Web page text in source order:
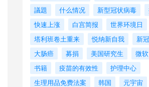
議題
什么情况 新型冠状病毒
快速上涨
白宫简报
世界环境日
塔利班卷土重来
悦纳新自我
新
大肠癌
募捐 美国研究生 微
书籍
疫苗的有效性
护理中心
生理用品免费法案
韩国 元宇宙